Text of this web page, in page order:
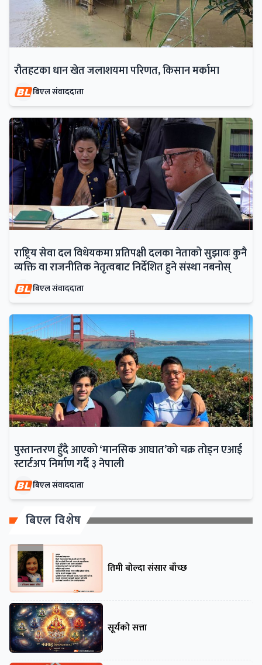
रौतहटका धान खेत जलाशयमा परिणत, किसान मर्कामा
बिएल संवाददाता
राष्ट्रिय सेवा दल विधेयकमा प्रतिपक्षी दलका नेताको सुझावः कुनै
व्यक्ति वा राजनीतिक नेतृत्वबाट निर्देशित हुने संस्था नबनोस्
बिएल संवाददाता
पुस्तान्तरण हुँदै आएको ‘मानसिक आघात’को चक्र तोड्न एआई
स्टार्टअप निर्माण गर्दै ३ नेपाली
बिएल संवाददाता
बिएल विशेष
तिमी बोल्दा संसार बाँच्छ
सूर्यको सत्ता